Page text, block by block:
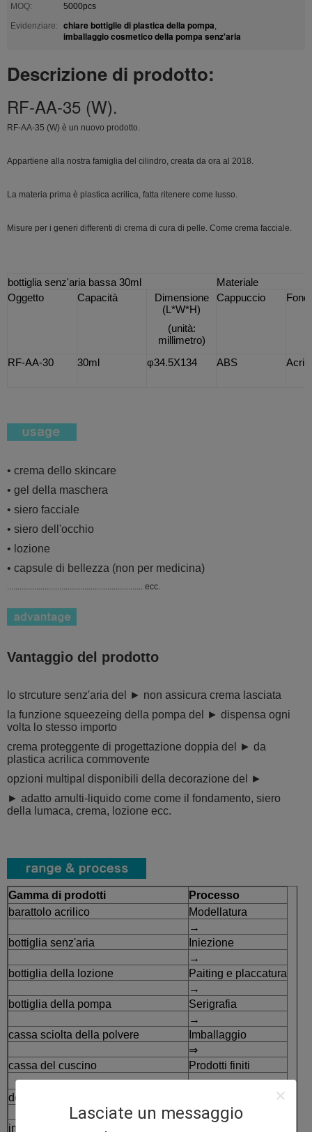
Lasciate un messaggio
MOQ:
5000pcs
Evidenziare:
chiare bottiglie di plastica della pompa,
imballaggio cosmetico della pompa senz'aria
Descrizione di prodotto:
RF-AA-35 (W).
RF-AA-35 (W) è un nuovo prodotto.
Appartiene alla nostra famiglia del cilindro, creata da ora al 2018.
La materia prima è plastica acrilica, fatta ritenere come lusso.
Misure per i generi differenti di crema di cura di pelle. Come crema facciale.
bottiglia senz'aria bassa 30ml
Materiale
Oggetto
Capacità
Dimensione
(L*W*H)
(unità:
millimetro)
Cappuccio
RF-AA-30 30ml φ34.5X134 ABS
• crema dello skincare
• gel della maschera
• siero facciale
• siero dell'occhio
• lozione
• capsule di bellezza (non per medicina)
................................................................. ecc.
Vantaggio del prodotto
lo strcuture senz'aria del ► non assicura crema lasciata
la funzione squeezeing della pompa del ► dispensa ogni
volta lo stesso importo
crema proteggente di progettazione doppia del ► da
plastica acrilica commovente
opzioni multipal disponibili della decorazione del ►
► adatto amulti-liquido come come il fondamento, siero
della lumaca, crema, lozione ecc.
Gamma di prodotti
Processo
barattolo acrilico
Modellatura
→
bottiglia senz'aria
Iniezione
→
bottiglia della lozione
Paiting e placcatura
→
bottiglia della pompa
Serigrafia
→
cassa sciolta della polvere
Imballaggio
⇒
cassa del cuscino
Prodotti finiti
deodorante in stick
insieme d'imballaggio dello skincare